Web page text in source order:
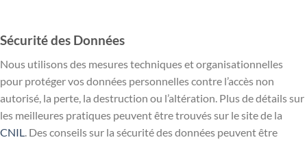
Sécurité des Données
Nous utilisons des mesures techniques et organisationnelles
pour protéger vos données personnelles contre l’accès non
autorisé, la perte, la destruction ou l’altération. Plus de détails sur
les meilleures pratiques peuvent être trouvés sur le site de la
CNIL. Des conseils sur la sécurité des données peuvent être